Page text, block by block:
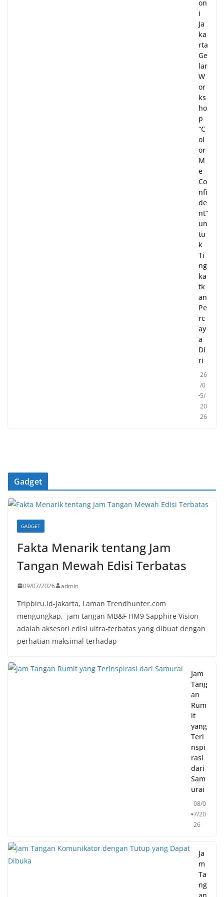
on
i
Ja
ka
rta
Ge
lar
W
or
ks
ho
p
“C
ol
or
M
e
Co
nfi
de
nt”
un
tu
k
Ti
ng
ka
tk
an
Pe
rc
ay
a
Di
ri
26
/0
5/
20
26
Gadget
GADGET
Fakta Menarik tentang Jam
Tangan Mewah Edisi Terbatas
09/07/2026 admin
Tripbiru.id-Jakarta, Laman Trendhunter.com
mengungkap, jam tangan MB&F HM9 Sapphire Vision
adalah aksesori edisi ultra-terbatas yang dibuat dengan
perhatian maksimal terhadap
Jam
Tang
an
Rum
it
yang
Teri
nspi
rasi
dari
Sam
urai
08/0
7/20
26
Ja
m
Ta
ng